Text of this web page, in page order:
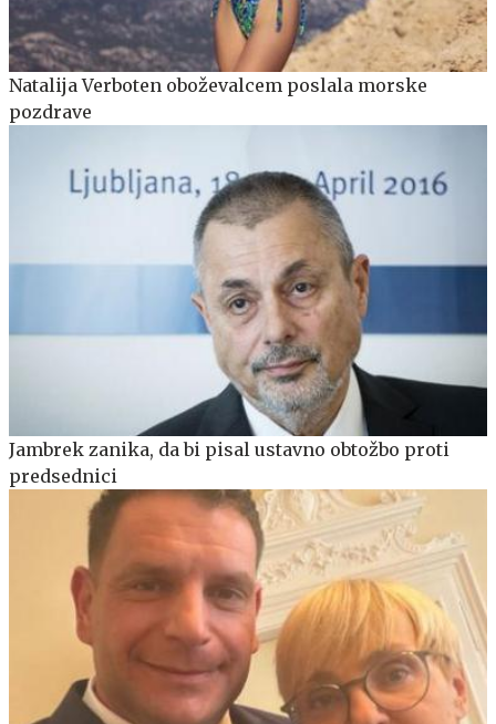
Natalija Verboten oboževalcem poslala morske
pozdrave
Jambrek zanika, da bi pisal ustavno obtožbo proti
predsednici